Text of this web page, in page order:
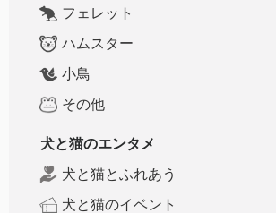
フェレット
ハムスター
小鳥
その他
犬と猫のエンタメ
犬と猫とふれあう
犬と猫のイベント